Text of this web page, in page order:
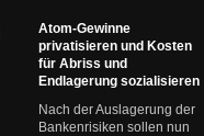
Atom-Gewinne
privatisieren und Kosten
für Abriss und
Endlagerung sozialisieren
Nach der Auslagerung der
Bankenrisiken sollen nun